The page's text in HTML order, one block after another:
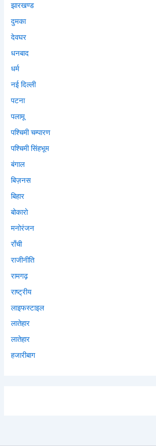
झारखण्ड
दुमका
देवघर
धनबाद
धर्म
नई दिल्ली
पटना
पलामू
पश्चिमी चम्पारण
पश्चिमी सिंहभूम
बंगाल
बिज़नस
बिहार
बोकारो
मनोरंजन
राँची
राजीनीति
रामगढ़
राष्ट्रीय
लाइफस्टाइल
लातेहार
लातेहार
हजारीबाग